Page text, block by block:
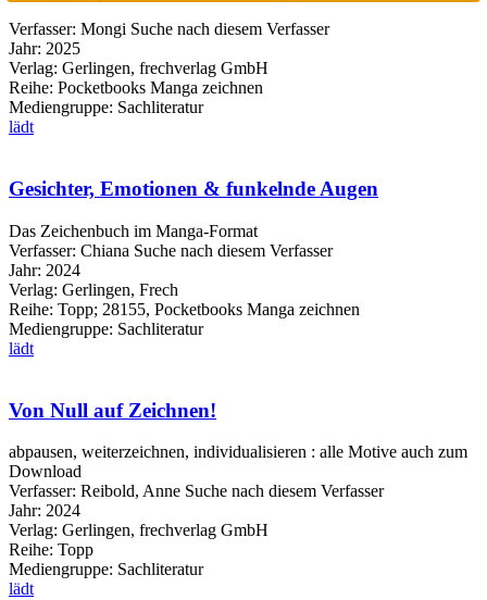
Verfasser: Mongi Suche nach diesem Verfasser
Jahr: 2025
Verlag: Gerlingen, frechverlag GmbH
Reihe: Pocketbooks Manga zeichnen
Mediengruppe: Sachliteratur
lädt
Gesichter, Emotionen & funkelnde Augen
Das Zeichenbuch im Manga-Format
Verfasser: Chiana Suche nach diesem Verfasser
Jahr: 2024
Verlag: Gerlingen, Frech
Reihe: Topp; 28155, Pocketbooks Manga zeichnen
Mediengruppe: Sachliteratur
lädt
Von Null auf Zeichnen!
abpausen, weiterzeichnen, individualisieren : alle Motive auch zum
Download
Verfasser: Reibold, Anne Suche nach diesem Verfasser
Jahr: 2024
Verlag: Gerlingen, frechverlag GmbH
Reihe: Topp
Mediengruppe: Sachliteratur
lädt